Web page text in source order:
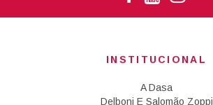
INSTITUCIONAL
A Dasa
Delboni E Salomão Zoppi